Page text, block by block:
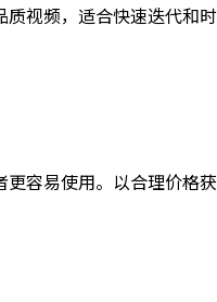
视频，适合快速迭代和时
容易使用。以合理价格获